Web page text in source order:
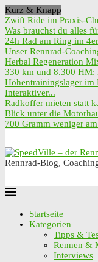
Kurz & Knapp
Zwift Ride im Praxis-
Was brauchst du alles
24h Rad am Ring im
Unser Rennrad-
Herbal Regeneration
330 km und 8.300 HM:
Höhentrainingslager im
Interaktiver...
Radkoffer mieten statt
Blick unter die
700 Gramm weniger
Rennrad-Blog,
Startseite
Kategorien
Tipps &
Rennen &
Interviews